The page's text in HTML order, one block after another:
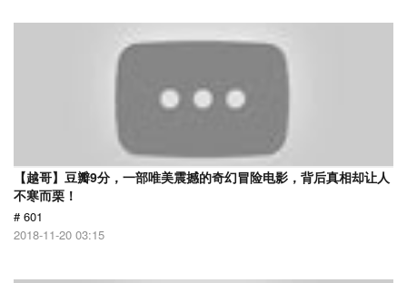
【越哥】豆瓣9分，一部唯美震撼的奇幻冒险电影，背后真相却让人
不寒而栗！
# 601
2018-11-20 03:15